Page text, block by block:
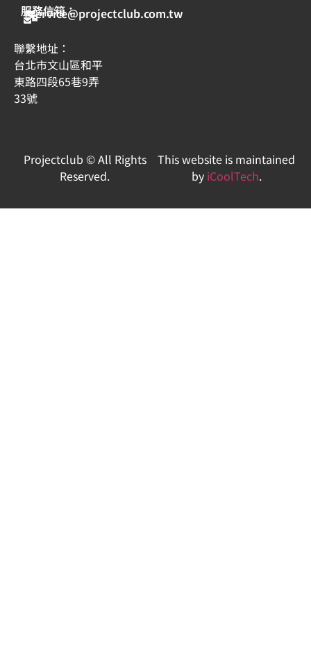
服務信箱：
service@projectclub.com.tw
聯繫地址：
台北市文山區和平
東路四段65巷9弄
33號
Projectclub © All Rights
Reserved.
This website is maintained
by iCoolTech.